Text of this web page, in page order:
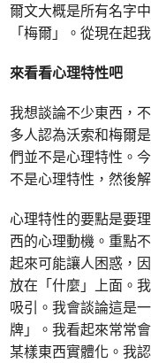
爾文大概是所有名字
「梅爾」。從現在起
來看看心理特性吧
我想談論不少東西，
多人認為沃索和梅爾
們並不是心理特性。
不是心理特性，然後
心理特性的要點是要
西的心理動機。重點
起來可能讓人困惑，
放在「什麼」上面。
吸引。我會談論這是
牌」。我看起來常常
某樣東西實體化。我